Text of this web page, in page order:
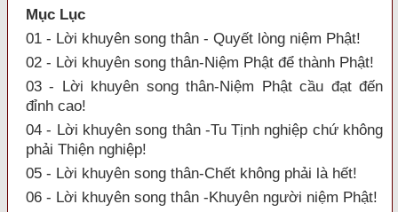
Mục Lục
01 - Lời khuyên song thân - Quyết lòng niệm Phật!
02 - Lời khuyên song thân-Niệm Phật để thành Phật!
03 - Lời khuyên song thân-Niệm Phật cầu đạt đến
đỉnh cao!
04 - Lời khuyên song thân -Tu Tịnh nghiệp chứ không
phải Thiện nghiệp!
05 - Lời khuyên song thân-Chết không phải là hết!
06 - Lời khuyên song thân -Khuyên người niệm Phật!